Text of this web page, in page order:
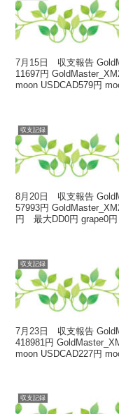
7月15日 収支報告
11697円
moon USDCAD579円
収支記録
8月20日 収支報告
57993円
円 最大DD0円 grape0
収支記録
7月23日 収支報告
418981円
moon USDCAD227円
収支記録